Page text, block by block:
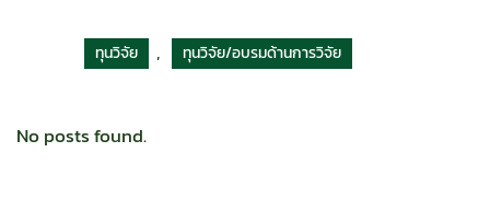
ทุนวิจัย , ทุนวิจัย/อบรมด้านการวิจัย
No posts found.